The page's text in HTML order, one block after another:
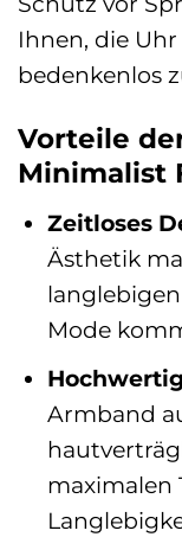
Ihnen, die
bedenkenlos
Vorteile
Minimalist
Zeitloses
Ästhetik
Mode
Armband
maximalen